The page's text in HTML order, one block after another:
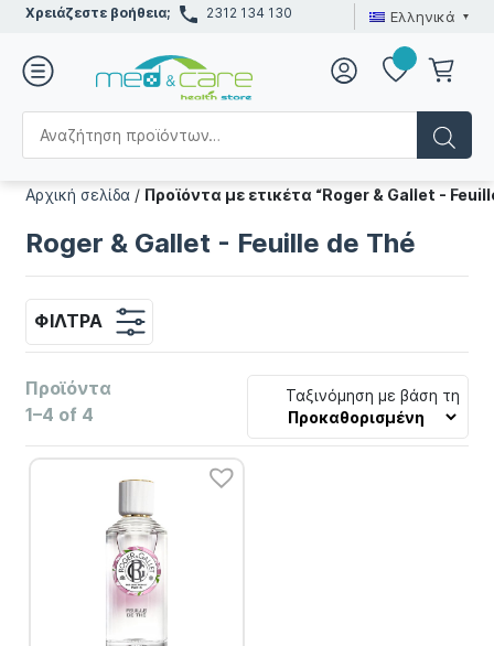
Χρειάζεστε βοήθεια; 2312 134 130 Ελληνικά
Αρχική σελίδα / Προϊόντα με ετικέτα “Roger & Gallet -
Roger & Gallet - Feuille de Thé
ΦΊΛΤΡΑ
Προϊόντα
1–4 of 4
Ταξινόμηση με βάση τη